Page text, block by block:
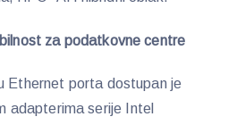
za podatkovne centre
Ethernet porta dostupan je
adapterima serije Intel